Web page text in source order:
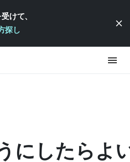
けて、
探し
にしたらよ